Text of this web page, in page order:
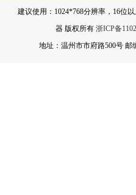
建议使用：1024*768分辨率，16位
器 版权所有 浙ICP备
地址：温州市市府路500号 邮